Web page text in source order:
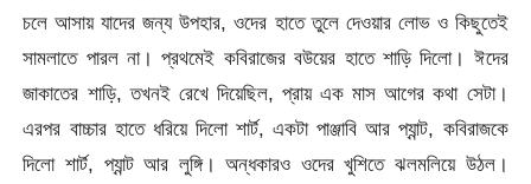
চলে আসায় যাদের জন্য উপহার, ওদের হাতে তুলে দেওয়ার লোভ ও কিছুতেই
সামলাতে পারল না। প্রথমেই কবিরাজের বউয়ের হাতে শাড়ি দিলো। ঈদের
জাকাতের শাড়ি, তখনই রেখে দিয়েছিল, প্রায় এক মাস আগের কথা সেটা।
এরপর বাচ্চার হাতে ধরিয়ে দিলো শার্ট, একটা পাঞ্জাবি আর প্যান্ট, কবিরাজকে
দিলো শার্ট, প্যান্ট আর লুঙ্গি। অন্ধকারও ওদের খুশিতে ঝলমলিয়ে উঠল।